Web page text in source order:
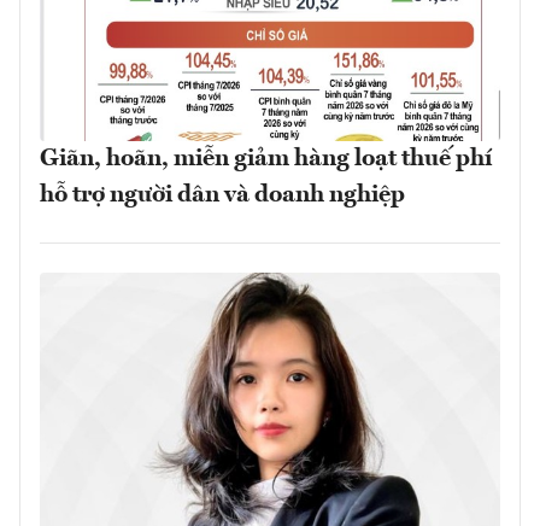
Giãn, hoãn, miễn giảm hàng loạt thuế phí
hỗ trợ người dân và doanh nghiệp